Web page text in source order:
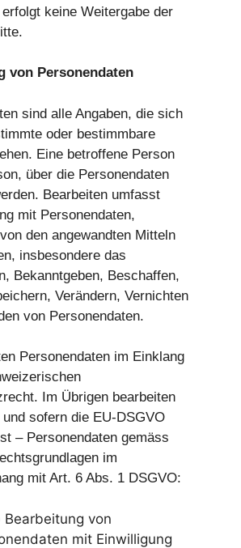
keine Weitergabe der
von Personendaten
sind alle Angaben, die sich
oder bestimmbare
Eine betroffene Person
über die Personendaten
Bearbeiten umfasst
mit Personendaten,
den angewandten Mitteln
insbesondere das
Bekanntgeben, Beschaffen,
Verändern, Vernichten
von Personendaten.
Personendaten im Einklang
Im Übrigen bearbeiten
sofern die EU-DSGVO
– Personendaten gemäss
im
mit Art. 6 Abs. 1 DSGVO:
Bearbeitung von
mit Einwilligung